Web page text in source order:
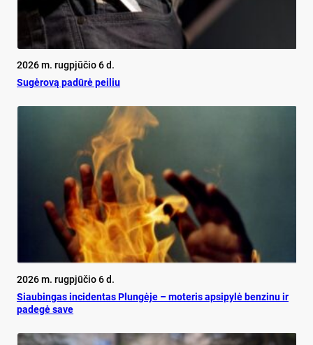
2026 m. rugpjūčio 6 d.
Su­gė­ro­vą pa­dū­rė pei­liu
2026 m. rugpjūčio 6 d.
Siau­bin­gas in­ci­den­tas Plun­gė­je – mo­te­ris ap­si­py­lė ben­zi­nu ir
pa­de­gė sa­ve